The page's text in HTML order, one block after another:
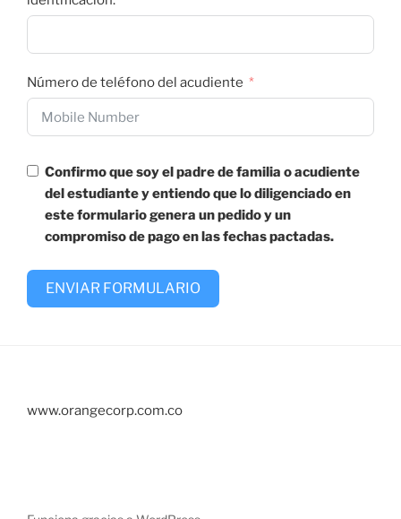
Número de teléfono del acudiente
Confirmo que soy el padre de familia o acudiente
del estudiante y entiendo que lo diligenciado en
este formulario genera un pedido y un
compromiso de pago en las fechas pactadas.
ENVIAR FORMULARIO
www.orangecorp.com.co